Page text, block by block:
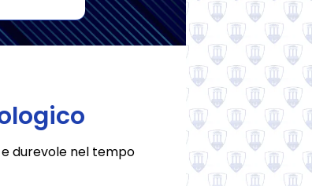
Certifica
durevole nel tempo